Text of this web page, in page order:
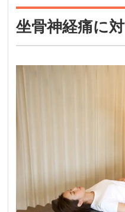
坐骨神経痛に